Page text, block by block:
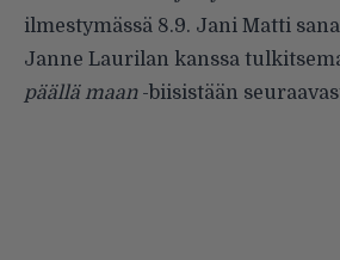
ilmestymässä 8.9. Jani Matti
Janne Laurilan kanssa
päällä maan-biisistään